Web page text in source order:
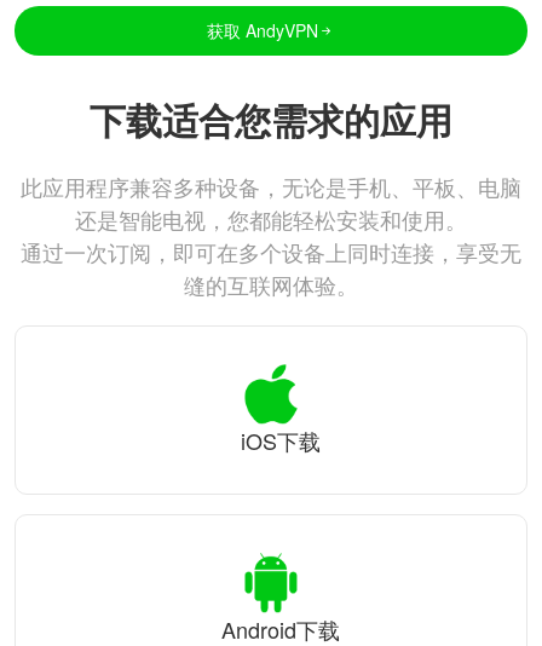
获取 AndyVPN
下载适合您需求的应用
此应用程序兼容多种设备，无论是手机、平板、电脑
还是智能电视，您都能轻松安装和使用。
通过一次订阅，即可在多个设备上同时连接，享受无
缝的互联网体验。
iOS下载
Android下载